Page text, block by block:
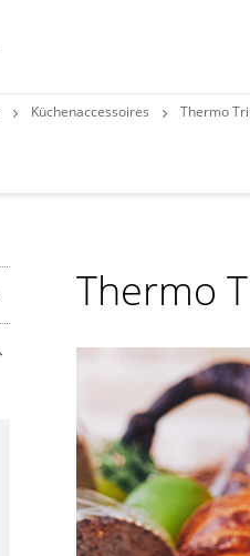
Küchenaccessoires Thermo
Thermo